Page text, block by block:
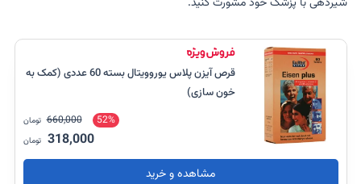
قرص آیزن پلاس یوروویتال بسته 60 عددی (کمک به
خون سازی)
52%
660,000 تومان
318,000 تومان
مشاهده و خرید